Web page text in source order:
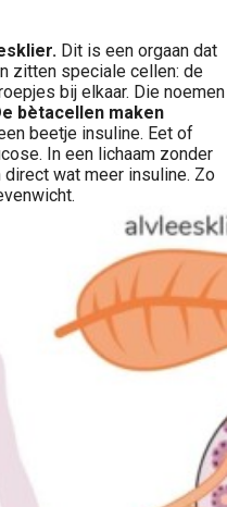
Dit is een orgaan dat
zitten speciale cellen: de
bij elkaar. Die noemen
bètacellen maken
beetje insuline. Eet of
In een lichaam zonder
wat meer insuline. Zo